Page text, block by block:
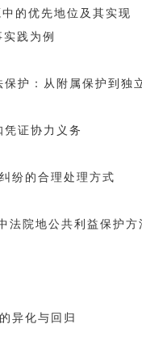
的优先地位及其实现
践为例
护：从附属保护到独
证协力义务
纷的合理处理方式
法院地公共利益保护方
异化与回归